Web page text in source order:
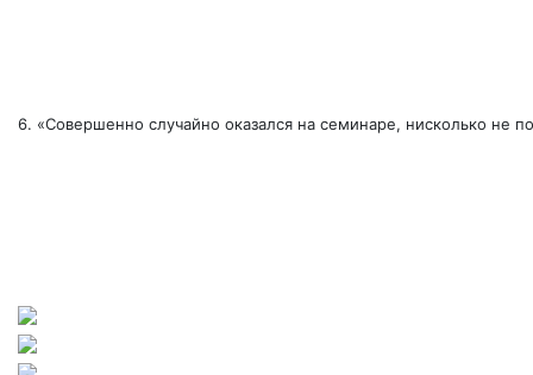
6. «Совершенно случайно оказался на семинаре, нисколько